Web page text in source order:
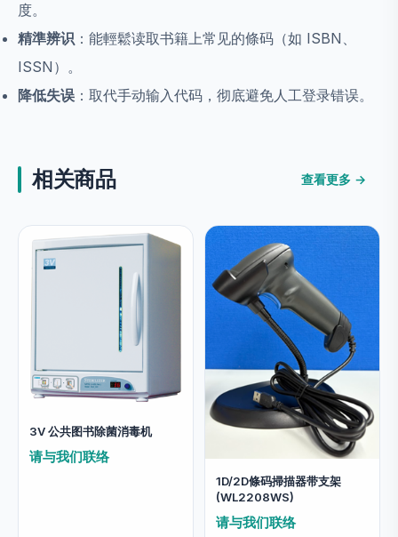
度。
精準辨识 ：能輕鬆读取书籍上常见的條码（如 ISBN、
ISSN）。
降低失误 ：取代手动输入代码，彻底避免人工登录错误。
相关商品 查看更多 →
3V 公共图书除菌消毒机
请与我们联络
1D/2D條码掃描器带支架
(WL2208WS)
请与我们联络